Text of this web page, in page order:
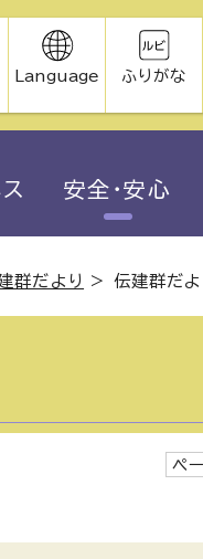
Language ふりがな
安全・安心
群だより > 伝建群だよ
ペ